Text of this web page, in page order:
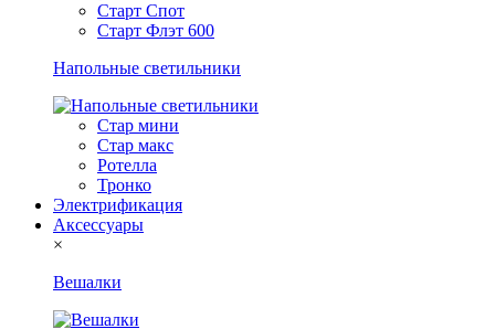
Старт Спот
Старт Флэт 600
Напольные светильники
Стар мини
Стар макс
Ротелла
Тронко
Электрификация
Аксессуары
×
Вешалки